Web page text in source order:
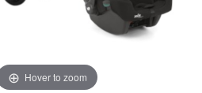
Hover to zoom